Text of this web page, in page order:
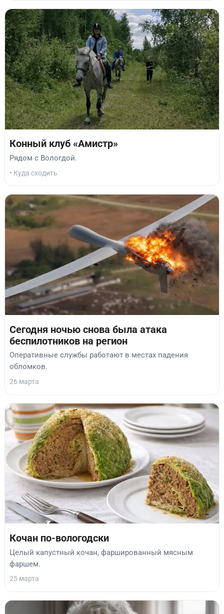
Конный клуб «Амистр»
Рядом с Вологдой.
• Куда сходить
Сегодня ночью снова была атака
беспилотников на регион
Оперативные службы работают в местах падения
обломков.
26 марта
Кочан по-вологодски
Целый капустный кочан, фаршированный мясным
фаршем.
25 марта